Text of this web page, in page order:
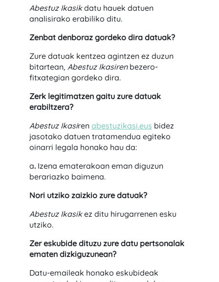
Abestuz Ikasikdatu hauek datuen
analisirako erabiliko ditu.
Zenbat denboraz gordeko dira datuak?
Zure datuak kentzea agintzen ez duzun
bitartean, Abestuz Ikasirenbezero-
fitxategian gordeko dira.
Zerk legitimatzen gaitu zure datuak
erabiltzera?
Abestuz Ikasiren abestuzikasi.eus bidez
jasotako datuen tratamendua egiteko
oinarri legala honako hau da:
a. Izena ematerakoan eman diguzun
berariazko baimena.
Nori utziko zaizkio zure datuak?
Abestuz Ikasikez ditu hirugarrenen esku
utziko.
Zer eskubide dituzu zure datu pertsonalak
ematen dizkiguzunean?
Datu-emaileak honako eskubideak